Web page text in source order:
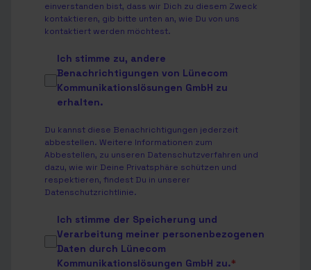
einverstanden bist, dass wir Dich zu diesem Zweck
kontaktieren, gib bitte unten an, wie Du von uns
kontaktiert werden möchtest.
Ich stimme zu, andere
Benachrichtigungen von Lünecom
Kommunikationslösungen GmbH zu
erhalten.
Du kannst diese Benachrichtigungen jederzeit
abbestellen. Weitere Informationen zum
Abbestellen, zu unseren Datenschutzverfahren und
dazu, wie wir Deine Privatsphäre schützen und
respektieren, findest Du in unserer
Datenschutzrichtlinie.
Ich stimme der Speicherung und
Verarbeitung meiner personenbezogenen
Daten durch Lünecom
Kommunikationslösungen GmbH zu.*